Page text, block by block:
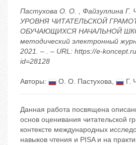
Пастухова О. О. , Файзуллина
УРОВНЯ ЧИТАТЕЛЬСКОЙ
ОБУЧАЮЩИХСЯ НАЧАЛЬНОЙ
методический электронный
2021. – . – URL: https://e-
id=28128
Авторы: О. О. Пастухова, Г.
Данная работа посвящена
основ оценивания читательской
контексте международных
навыков чтения и PISA и на